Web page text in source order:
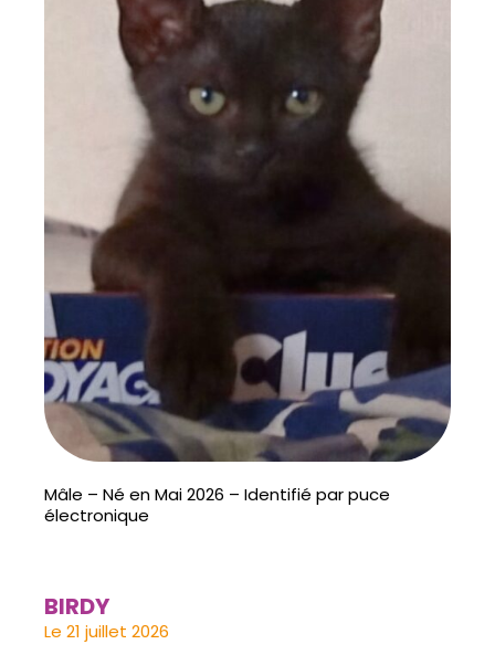
Mâle – Né en Mai 2026 – Identifié par puce
électronique
BIRDY
Le 21 juillet 2026